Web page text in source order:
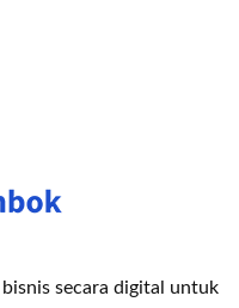
secara digital untuk